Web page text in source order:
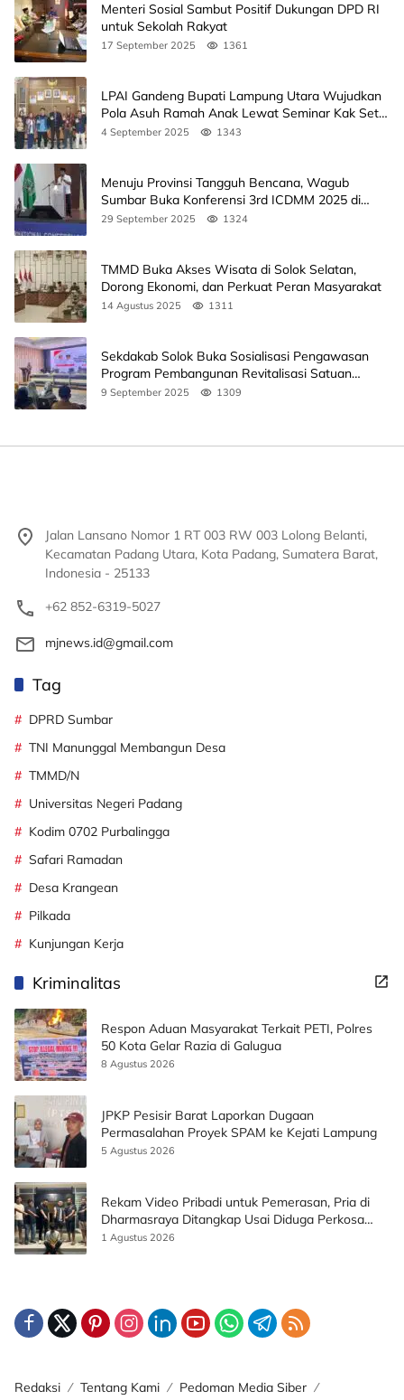
Menteri Sosial Sambut Positif Dukungan DPD RI
untuk Sekolah Rakyat
17 September 2025 1361
LPAI Gandeng Bupati Lampung Utara Wujudkan
Pola Asuh Ramah Anak Lewat Seminar Kak Seto,
Ini Jadwalnya
4 September 2025 1343
Menuju Provinsi Tangguh Bencana, Wagub
Sumbar Buka Konferensi 3rd ICDMM 2025 di
Unand
29 September 2025 1324
TMMD Buka Akses Wisata di Solok Selatan,
Dorong Ekonomi, dan Perkuat Peran Masyarakat
14 Agustus 2025 1311
Sekdakab Solok Buka Sosialisasi Pengawasan
Program Pembangunan Revitalisasi Satuan
Pendidikan
9 September 2025 1309
Jalan Lansano Nomor 1 RT 003 RW 003 Lolong Belanti,
Kecamatan Padang Utara, Kota Padang, Sumatera Barat,
Indonesia - 25133
+62 852-6319-5027
mjnews.id@gmail.com
Tag
DPRD Sumbar
TNI Manunggal Membangun Desa
TMMD/N
Universitas Negeri Padang
Kodim 0702 Purbalingga
Safari Ramadan
Desa Krangean
Pilkada
Kunjungan Kerja
Kriminalitas
Respon Aduan Masyarakat Terkait PETI, Polres
50 Kota Gelar Razia di Galugua
8 Agustus 2026
JPKP Pesisir Barat Laporkan Dugaan
Permasalahan Proyek SPAM ke Kejati Lampung
5 Agustus 2026
Rekam Video Pribadi untuk Pemerasan, Pria di
Dharmasraya Ditangkap Usai Diduga Perkosa
Korban
1 Agustus 2026
Redaksi Tentang Kami Pedoman Media Siber